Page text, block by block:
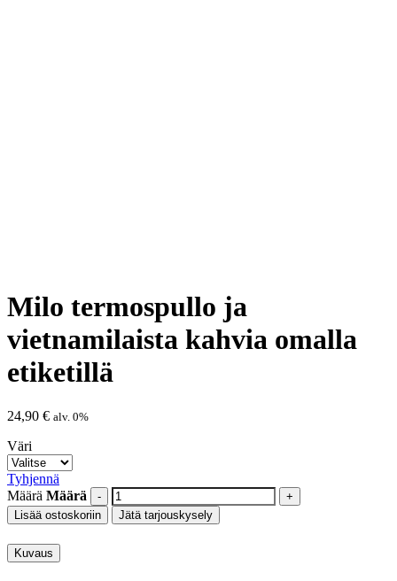
Milo termospullo ja
vietnamilaista kahvia omalla
etiketillä
24,90 € alv. 0%
Väri
Tyhjennä
Määrä Määrä
Lisää ostoskoriin Jätä tarjouskysely
Kuvaus